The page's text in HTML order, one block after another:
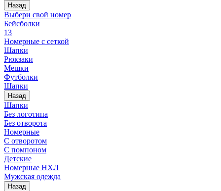
Назад
Выбери свой номер
Бейсболки
13
Номерные с сеткой
Шапки
Рюкзаки
Мешки
Футболки
Шапки
Назад
Шапки
Без логотипа
Без отворота
Номерные
С отворотом
С помпоном
Детские
Номерные НХЛ
Мужская одежда
Назад